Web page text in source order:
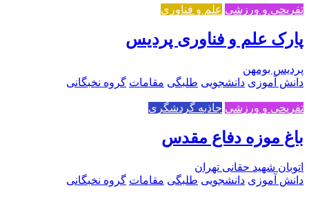
تفریحی و ورزشی علم و فناوری
پارک علم و فناوری پردیس
پردیس بومهن
دانش آموزی دانشجویی طلبگی مقامات گروه نخبگانی
تفریحی و ورزشی جاذبه گردشگری
باغ موزه دفاع مقدس
اتوبان شهید حقانی تهران
دانش آموزی دانشجویی طلبگی مقامات گروه نخبگانی